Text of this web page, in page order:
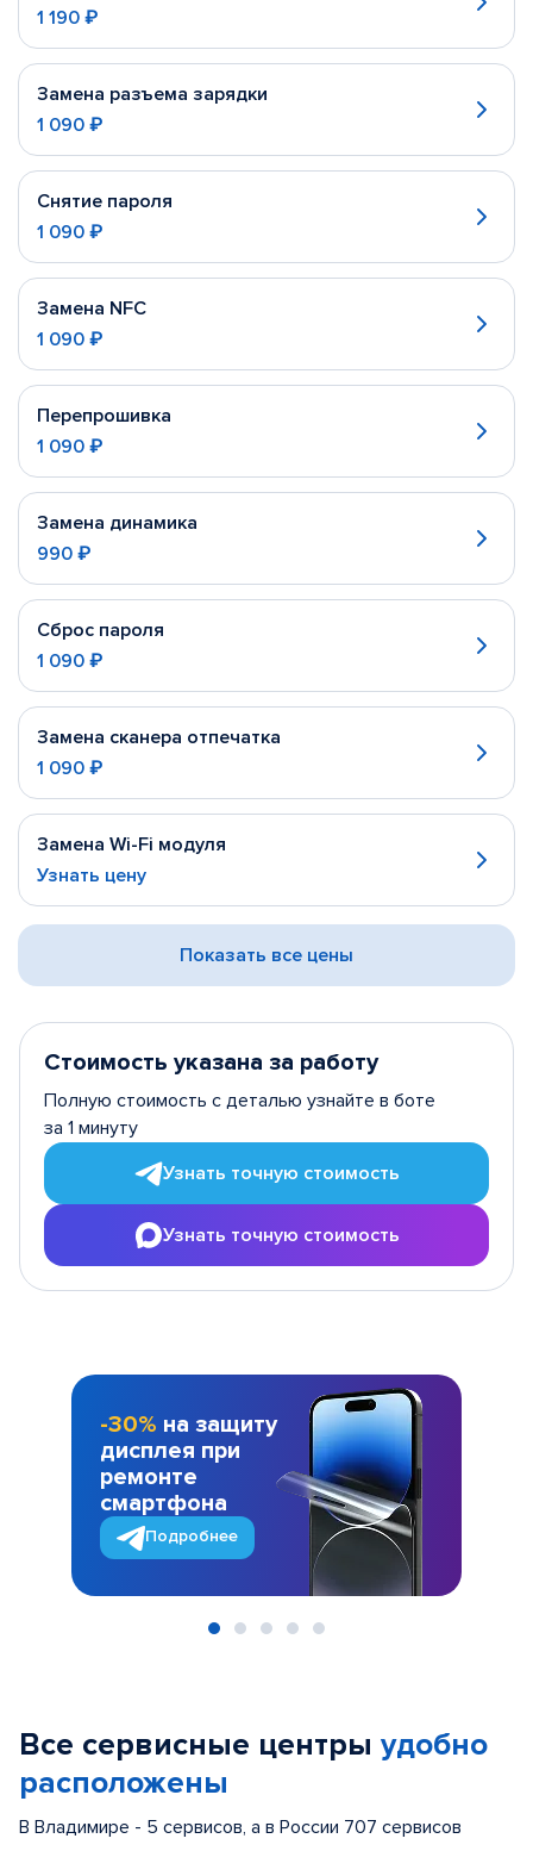
1 190 ₽
Замена разъема зарядки
1 090 ₽
Снятие пароля
1 090 ₽
Замена NFC
1 090 ₽
Перепрошивка
1 090 ₽
Замена динамика
990 ₽
Сброс пароля
1 090 ₽
Замена сканера отпечатка
1 090 ₽
Замена Wi-Fi модуля
Узнать цену
Показать все цены
Стоимость указана за работу
Полную стоимость с деталью узнайте в боте
за 1 минуту
Узнать точную стоимость
Узнать точную стоимость
-30% на защиту
дисплея при
ремонте
смартфона
Подробнее
Все сервисные центры удобно
расположены
В Владимире - 5 сервисов, а в России 707 сервисов